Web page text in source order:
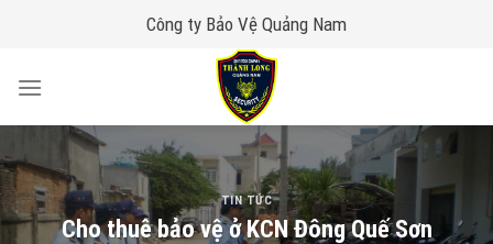
Công ty Bảo Vệ Quảng Nam
TIN TỨC
Cho thuê bảo vệ ở KCN Đông Quế Sơn